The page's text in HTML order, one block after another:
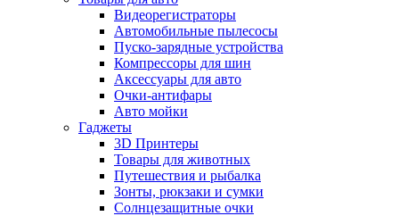
Видеорегистраторы
Автомобильные пылесосы
Пуско-зарядные устройства
Компрессоры для шин
Аксессуары для авто
Очки-антифары
Авто мойки
Гаджеты
3D Принтеры
Товары для животных
Путешествия и рыбалка
Зонты, рюкзаки и сумки
Солнцезащитные очки